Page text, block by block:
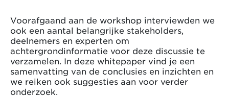
Voorafgaand aan de workshop interviewden we
ook een aantal belangrijke stakeholders,
deelnemers en experten om
achtergrondinformatie voor deze discussie te
verzamelen. In deze whitepaper vind je een
samenvatting van de conclusies en inzichten en
we reiken ook suggesties aan voor verder
onderzoek.